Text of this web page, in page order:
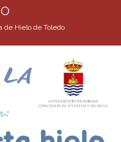
de Hielo de Toledo